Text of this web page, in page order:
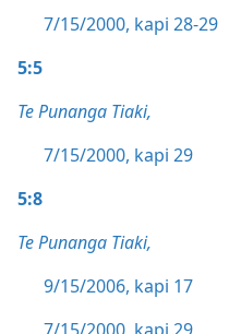
7/15/2000, kapi 28-29
5:5
Te Punanga Tiaki,
7/15/2000, kapi 29
5:8
Te Punanga Tiaki,
9/15/2006, kapi 17